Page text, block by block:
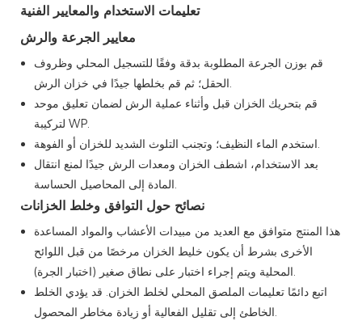
تعليمات الاستخدام والمعايير الفنية
معايير الجرعة والرش
قم بوزن الجرعة المطلوبة بدقة وفقًا للتسجيل المحلي وظروف
الحقل؛ ثم قم بخلطها جيدًا في خزان الرش.
قم بتحريك الخزان قبل وأثناء عملية الرش لضمان تعليق موحد
لتركيبة WP.
استخدم الماء النظيف؛ وتجنب التلوث الشديد للخزان أو الفوهة.
بعد الاستخدام، اشطف الخزان ومعدات الرش جيدًا لمنع انتقال
المادة إلى المحاصيل الحساسة.
نصائح حول التوافق وخلط الخزانات
هذا المنتج متوافق مع العديد من مبيدات الأعشاب والمواد المساعدة
الأخرى بشرط أن يكون خليط الخزان مرخصًا من قبل اللوائح
المحلية ويتم إجراء اختبار على نطاق صغير (اختبار الجرة).
اتبع دائمًا تعليمات الملصق المحلي لخلط الخزان. قد يؤدي الخلط
الخاطئ إلى تقليل الفعالية أو زيادة مخاطر المحصول.